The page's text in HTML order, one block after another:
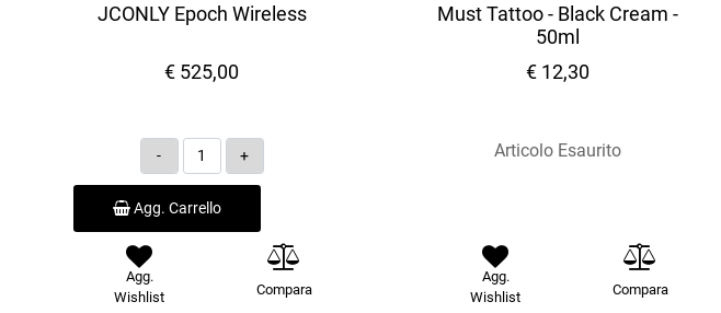
JCONLY Epoch Wireless
€ 525,00
Quantità
Agg. Carrello
Agg.
Wishlist
Compara
Must Tattoo - Black Cream -
50ml
€ 12,30
Articolo Esaurito
Agg.
Wishlist
Compara